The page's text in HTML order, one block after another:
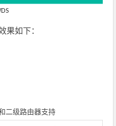
果如下：
二级路由器支持